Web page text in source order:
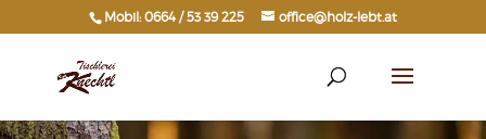
Mobil: 0664 / 53 39 225 office@holz-lebt.at